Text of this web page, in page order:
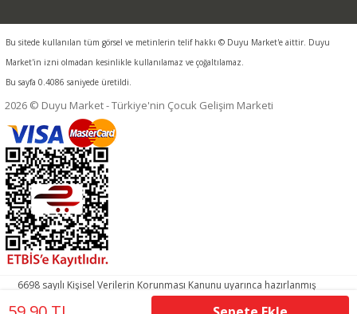
Bu sitede kullanılan tüm görsel ve metinlerin telif hakkı © Duyu Market'e aittir. Duyu
Market'in izni olmadan kesinlikle kullanılamaz ve çoğaltılamaz.
Bu sayfa 0.4086 saniyede üretildi.
2026 © Duyu Market - Türkiye'nin Çocuk Gelişim Marketi
6698 sayılı Kişisel Verilerin Korunması Kanunu uyarınca hazırlanmış
aydınlatma metnimizi okumak ve sitemizde ilgili mevzuata uygun